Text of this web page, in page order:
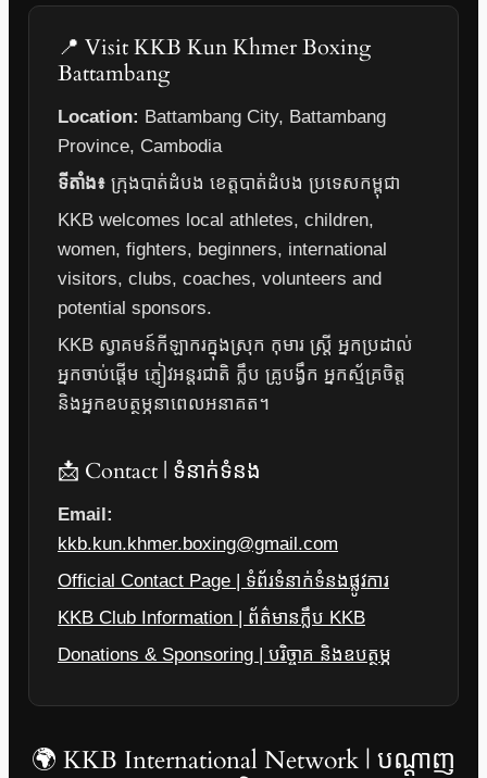
📍 Visit KKB Kun Khmer Boxing
Battambang
Location: Battambang City, Battambang
Province, Cambodia
ទីតាំង៖ ក្រុងបាត់ដំបង ខេត្តបាត់ដំបង ប្រទេសកម្ពុជា
KKB welcomes local athletes, children,
women, fighters, beginners, international
visitors, clubs, coaches, volunteers and
potential sponsors.
KKB ស្វាគមន៍កីឡាករក្នុងស្រុក កុមារ ស្ត្រី អ្នកប្រដាល់
អ្នកចាប់ផ្តើម ភ្ញៀវអន្តរជាតិ ក្លឹប គ្រូបង្វឹក អ្នកស្ម័គ្រចិត្ត
និងអ្នកឧបត្ថម្ភនាពេលអនាគត។
📩 Contact | ទំនាក់ទំនង
Email:
kkb.kun.khmer.boxing@gmail.com
Official Contact Page | ទំព័រទំនាក់ទំនងផ្លូវការ
KKB Club Information | ព័ត៌មានក្លឹប KKB
Donations & Sponsoring | បរិច្ចាគ និងឧបត្ថម្ភ
🌍 KKB International Network | បណ្តាញ